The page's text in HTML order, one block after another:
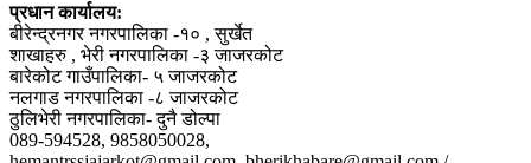
प्रधान कार्यालय:
बीरेन्द्रनगर नगरपालिका -१० , सुर्खेत
शाखाहरु , भेरी नगरपालिका -३ जाजरकोट
बारेकोट गाउँपालिका- ५ जाजरकोट
नलगाड नगरपालिका -८ जाजरकोट
ठुलिभेरी नगरपालिका- दुनै डोल्पा
089-594528, 9858050028,